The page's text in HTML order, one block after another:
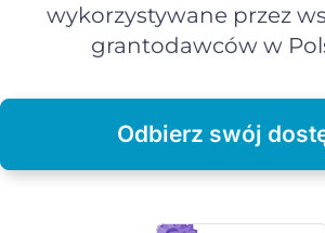
wykorzystywane przez
grantodawców w
Odbierz swój